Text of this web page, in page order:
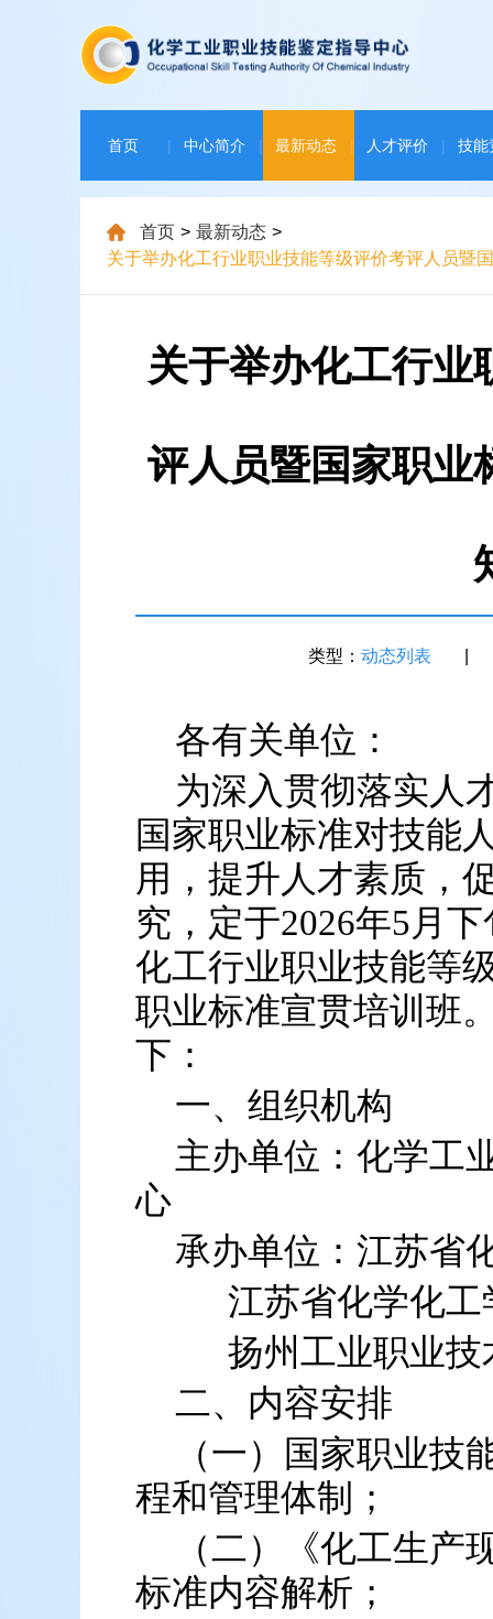
首页 | 中心简介 | 最新动态 | 人才评价 | 技能
首页 > 最新动态 >
关于举办化工行业职业技能等级评价考评人员暨
关于举办化工行业
评人员暨国家职业
类型： 动态列表
各有关单位：
为深入贯彻落实人
国家职业标准对技能
用，提升人才素质，
究，定于2026年5月
化工行业职业技能等
职业标准宣贯培训班
下：
一、组织机构
主办单位：化学工
心
承办单位：江苏省
江苏省化学化工
扬州工业职业技
二、内容安排
（一）国家职业技
程和管理体制；
（二）《化工生产
标准内容解析；